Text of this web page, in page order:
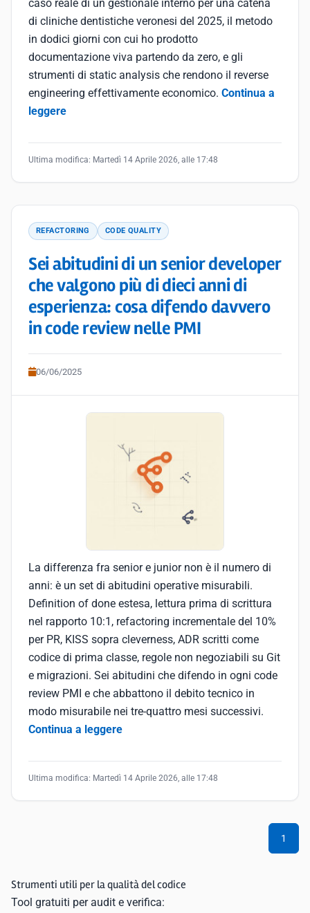
caso reale di un gestionale interno per una catena
di cliniche dentistiche veronesi del 2025, il metodo
in dodici giorni con cui ho prodotto
documentazione viva partendo da zero, e gli
strumenti di static analysis che rendono il reverse
engineering effettivamente economico. Continua a
leggere
Ultima modifica: Martedì 14 Aprile 2026, alle 17:48
REFACTORING CODE QUALITY
Sei abitudini di un senior developer
che valgono più di dieci anni di
esperienza: cosa difendo davvero
in code review nelle PMI
06/06/2025
La differenza fra senior e junior non è il numero di
anni: è un set di abitudini operative misurabili.
Definition of done estesa, lettura prima di scrittura
nel rapporto 10:1, refactoring incrementale del 10%
per PR, KISS sopra cleverness, ADR scritti come
codice di prima classe, regole non negoziabili su Git
e migrazioni. Sei abitudini che difendo in ogni code
review PMI e che abbattono il debito tecnico in
modo misurabile nei tre-quattro mesi successivi.
Continua a leggere
Ultima modifica: Martedì 14 Aprile 2026, alle 17:48
1
Strumenti utili per la qualità del codice
Tool gratuiti per audit e verifica: